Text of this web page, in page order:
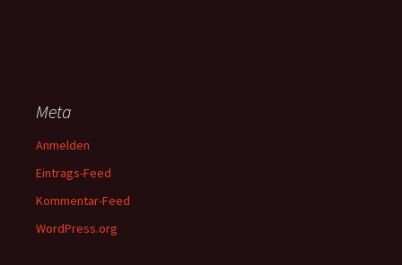
Meta
Anmelden
Eintrags-Feed
Kommentar-Feed
WordPress.org